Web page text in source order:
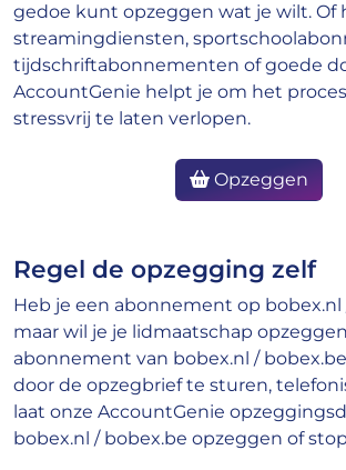
gedoe kunt opzeggen wat je wilt. Of
streamingdiensten,
tijdschriftabonnementen of goede
AccountGenie helpt je om het
stressvrij te laten verlopen.
Opzeggen
Regel de opzegging zelf
Heb je een abonnement op bobex.nl
maar wil je je lidmaatschap
abonnement van bobex.nl /
door de opzegbrief te sturen,
laat onze AccountGenie
bobex.nl / bobex.be opzeggen of